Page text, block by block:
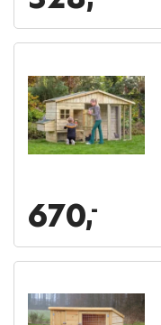
670,-